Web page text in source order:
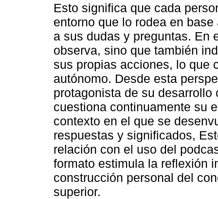
Esto significa que cada
entorno que lo rodea en
a sus dudas y preguntas. En
observa, sino que también
sus propias acciones, lo que
autónomo. Desde esta
protagonista de su
cuestiona continuamente su
contexto en el que se
respuestas y significados,
relación con el uso del
formato estimula la reflexión
construcción personal del
superior.